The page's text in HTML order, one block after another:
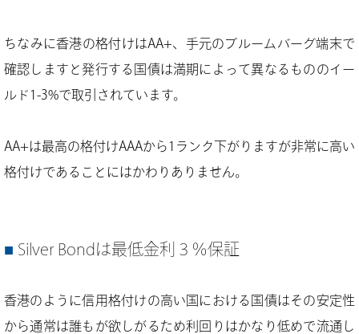
ちなみに香港の格付けはAA+、手元のブルームバーグ端末で
確認しますと発行する国債は満期によって異なるもののイー
ルド1-3%で取引されています。
AA+は最高の格付けAAAから1ランク下がりますが非常に高い
格付けであることにはかわりありません。
Silver Bondは最低金利３％保証
香港のように信用格付けの高い国における国債はその安定性
から通常は誰もが欲しがるため利回りはかなり低めで流通し